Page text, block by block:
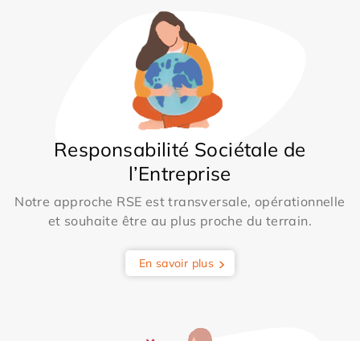
Responsabilité Sociétale de
l’Entreprise
Notre approche RSE est transversale, opérationnelle
et souhaite être au plus proche du terrain.
En savoir plus